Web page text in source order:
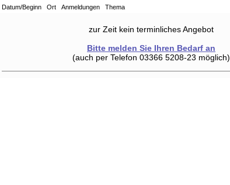
Datum/Beginn Ort Anmeldungen Thema
zur Zeit kein terminliches Angebot
Bitte melden Sie Ihren Bedarf an
(auch per Telefon 03366 5208-23 möglich)